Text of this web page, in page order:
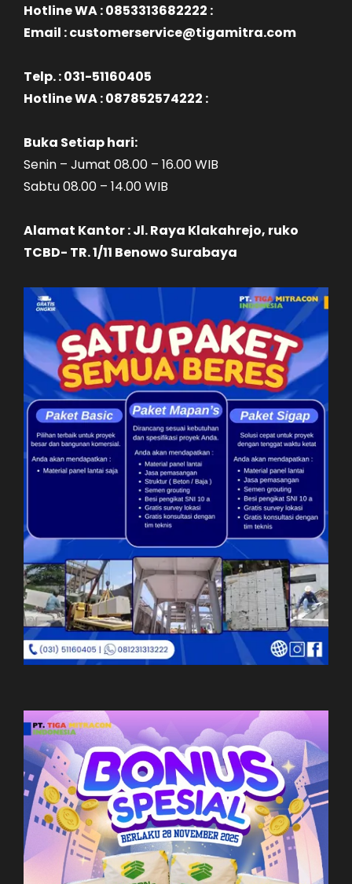
Hotline WA : 0853313682222 :
Email : customerservice@tigamitra.com
Telp. : 031-51160405
Hotline WA : 087852574222 :
Buka Setiap hari:
Senin – Jumat 08.00 – 16.00 WIB
Sabtu 08.00 – 14.00 WIB
Alamat Kantor : Jl. Raya Klakahrejo, ruko
TCBD- TR. 1/11 Benowo Surabaya